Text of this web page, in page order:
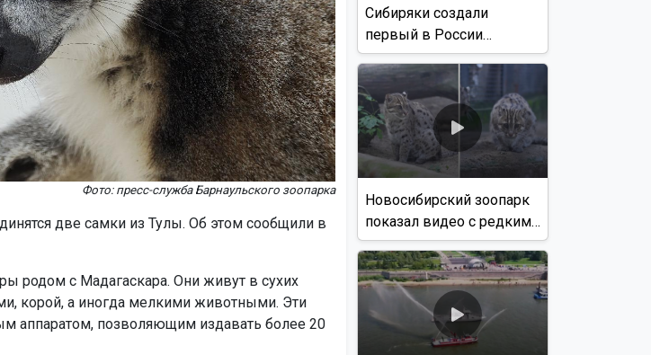
Фото: пресс-служба Барнаульского зоопарка
две самки из Тулы. Об этом сообщили в
родом с Мадагаскара. Они живут в сухих
корой, а иногда мелкими животными. Эти
аппаратом, позволяющим издавать более 20
Сибиряки создали
первый в России
документальный фильм
с использованием ИИ
Новосибирский зоопарк
показал видео с редким
виверровым котом